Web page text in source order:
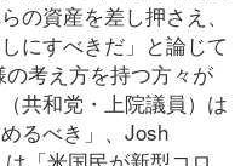
の資産を差し押さえ、
にすべきだ」と論じて
考え方を持つ方々が
共和党・上院議員）は
るべき」、Josh